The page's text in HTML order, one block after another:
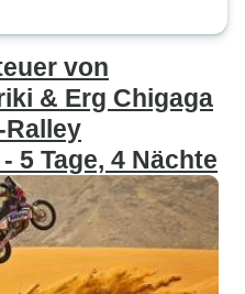
von
& Erg Chigaga
Ralley
5 Tage, 4 Nächte